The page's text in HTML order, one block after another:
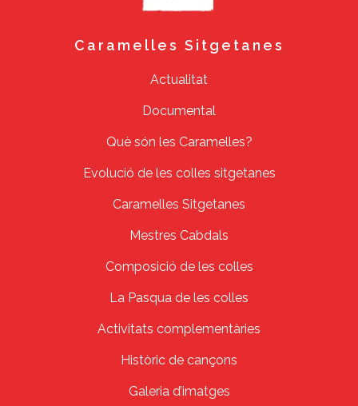
Caramelles Sitgetanes
Actualitat
Documental
Què són les Caramelles?
Evolució de les colles sitgetanes
Caramelles Sitgetanes
Mestres Cabdals
Composició de les colles
La Pasqua de les colles
Activitats complementàries
Històric de cançons
Galeria d’imatges